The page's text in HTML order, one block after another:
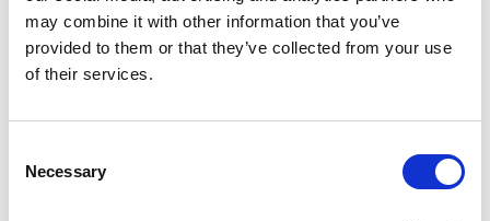
may combine it with other information that you’ve
provided to them or that they’ve collected from your use
of their services.
Selection
Necessary
om geen telefoons meer toe te laten in de klas.